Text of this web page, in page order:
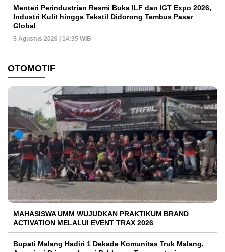
Menteri Perindustrian Resmi Buka ILF dan IGT Expo 2026,
Industri Kulit hingga Tekstil Didorong Tembus Pasar
Global
5 Agustus 2026 | 14:35 WIB
OTOMOTIF
MAHASISWA UMM WUJUDKAN PRAKTIKUM BRAND
ACTIVATION MELALUI EVENT TRAX 2026
Bupati Malang Hadiri 1 Dekade Komunitas Truk Malang,